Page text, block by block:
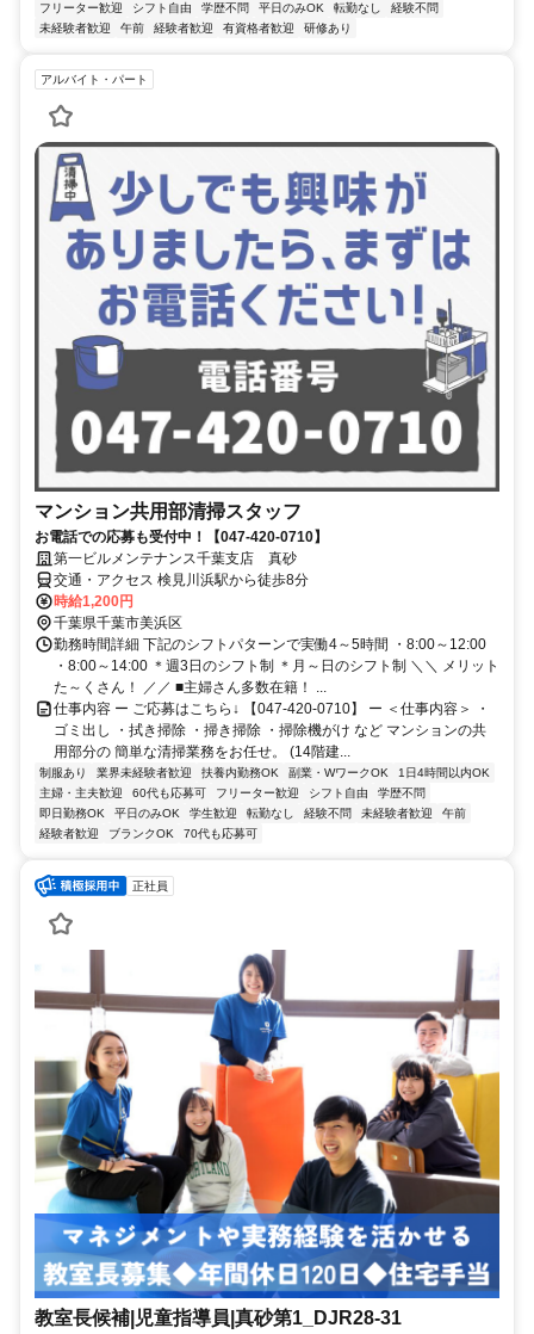
フリーター歓迎
シフト自由 学歴不問 平日のみOK 転勤なし
経験不問
未経験者歓迎
午前 経験者歓迎 有資格者歓迎 研修あり
アルバイト・パート
マンション共用部清掃スタッフ
お電話での応募も受付中！【047-420-0710】
第一ビルメンテナンス千葉支店 真砂
交通・アクセス 検見川浜駅から徒歩8分
時給1,200円
千葉県千葉市美浜区
勤務時間詳細 下記のシフトパターンで実働4～5時間 ・8:00～12:00
・8:00～14:00 ＊週3日のシフト制 ＊月～日のシフト制 ＼＼ メリット
た～くさん！ ／／ ■主婦さん多数在籍！ ...
仕事内容 ー ご応募はこちら↓ 【047-420-0710】 ー ＜仕事内容＞ ・
ゴミ出し ・拭き掃除 ・掃き掃除 ・掃除機がけ など マンションの共
用部分の 簡単な清掃業務をお任せ。 (14階建...
制服あり 業界未経験者歓迎 扶養内勤務OK 副業・WワークOK
1日4時間以内OK
主婦・主夫歓迎
60代も応募可 フリーター歓迎 シフト自由
学歴不問
即日勤務OK
平日のみOK 学生歓迎 転勤なし 経験不問 未経験者歓迎
午前
経験者歓迎
ブランクOK 70代も応募可
正社員
教室長候補|児童指導員|真砂第1_DJR28-31